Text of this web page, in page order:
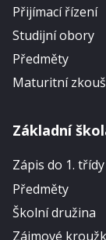
Přijímací řízení
Studijní obory
Předměty
Maturitní
Základní
Zápis do 1. třídy
Předměty
Školní družina
Zájmové